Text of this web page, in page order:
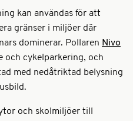
kan användas för att
gränser i miljöer där
dominerar. Pollaren Nivo
och cykelparkering, och
med nedåtriktad belysning
och skolmiljöer till